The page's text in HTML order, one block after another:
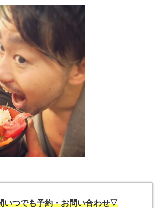
いつでも予約・お問い合わせ▽